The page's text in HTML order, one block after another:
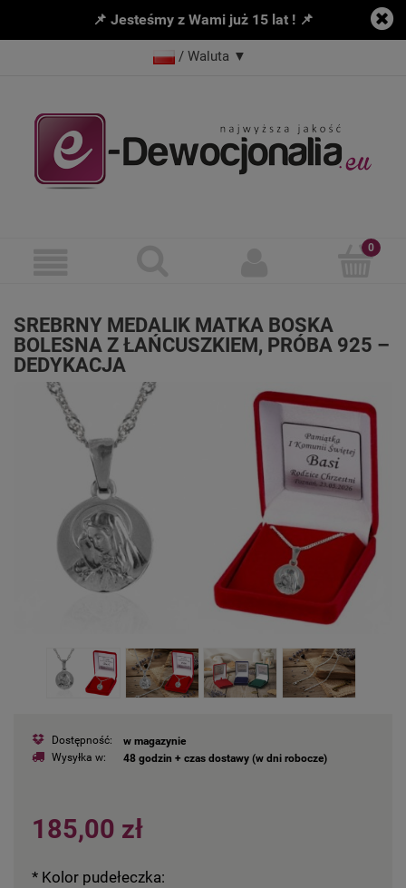
📌 Jesteśmy z Wami już 15 lat ! 📌
/ Waluta ▼
SREBRNY MEDALIK MATKA BOSKA
BOLESNA Z ŁAŃCUSZKIEM, PRÓBA 925 –
DEDYKACJA
Dostępność:
w magazynie
Wysyłka w:
48 godzin + czas dostawy (w dni robocze)
185,00 zł
* Kolor pudełeczka: